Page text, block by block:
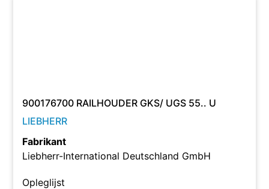
900176700 RAILHOUDER GKS/ UGS 55.. U
LIEBHERR
Fabrikant
Liebherr-International Deutschland GmbH
Opleglijst